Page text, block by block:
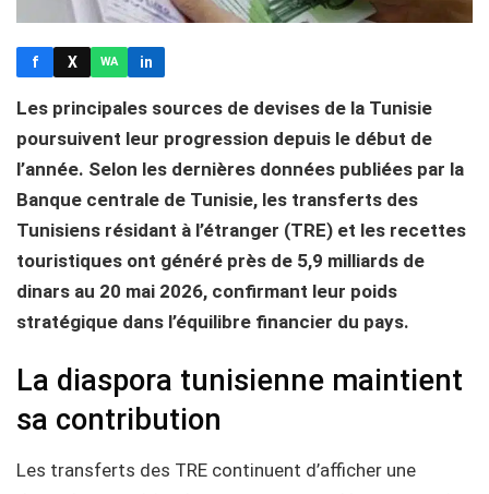
f X WA in
Les principales sources de devises de la Tunisie
poursuivent leur progression depuis le début de
l’année. Selon les dernières données publiées par la
Banque centrale de Tunisie, les transferts des
Tunisiens résidant à l’étranger (TRE) et les recettes
touristiques ont généré près de 5,9 milliards de
dinars au 20 mai 2026, confirmant leur poids
stratégique dans l’équilibre financier du pays.
La diaspora tunisienne maintient
sa contribution
Les transferts des TRE continuent d’afficher une